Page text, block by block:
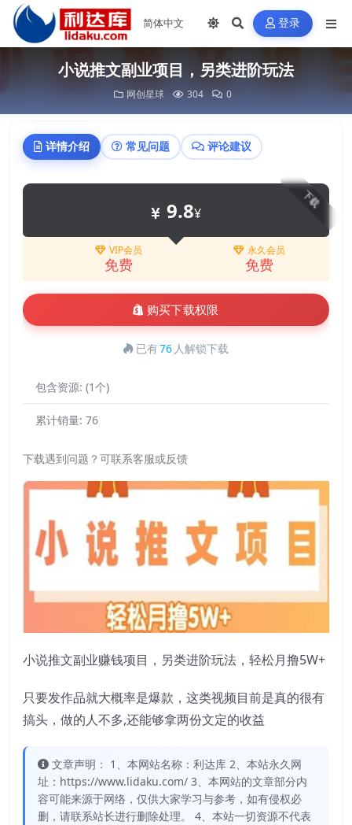
登录
小说推文副业项目，另类进阶玩法
网创星球 304 0
详情介绍 常见问题 评论建议
下载
9.8¥
VIP会员
免费
永久会员
免费
购买下载权限
已有76 人解锁下载
包含资源: (1个)
累计销量: 76
下载遇到问题？可联系客服或反馈
小说推文副业赚钱项目，另类进阶玩法，轻松月撸5W+
只要发作品就大概率是爆款，这类视频目前是真的很有
搞头，做的人不多,还能够拿两份文定的收益
文章声明： 1、本网站名称：利达库 2、本站永久网
址：https://www.lidaku.com/ 3、本网站的文章部分内
容可能来源于网络，仅供大家学习与参考，如有侵权必
删，请联系站长进行删除处理。 4、本站一切资源不代表